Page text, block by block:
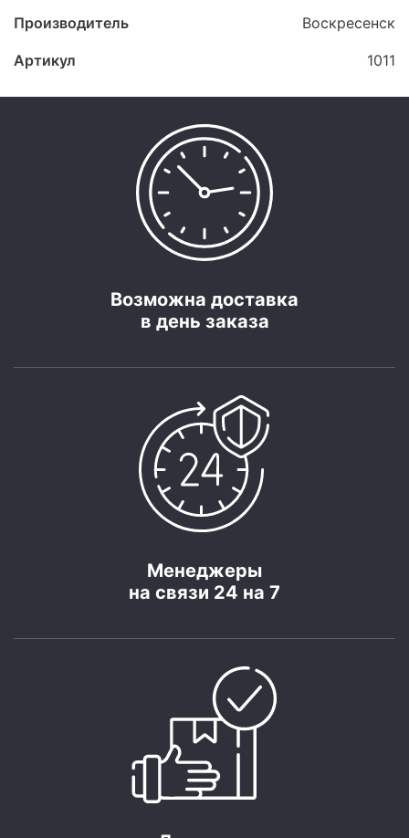
Производитель Воскресенск
Артикул 1011
Возможна доставка
в день заказа
Менеджеры
на связи 24 на 7